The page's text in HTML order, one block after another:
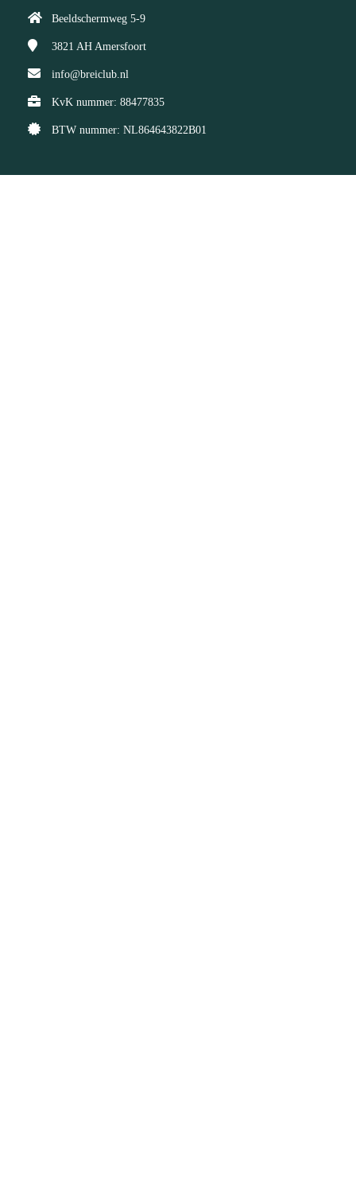
Beeldschermweg 5-9
3821 AH Amersfoort
info@breiclub.nl
KvK nummer: 88477835
BTW nummer: NL864643822B01